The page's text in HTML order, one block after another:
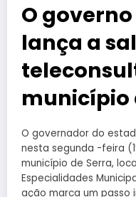
O
lança a
município
O governador do
nesta segunda -feira
município de Serra,
Especialidades
ação marca um